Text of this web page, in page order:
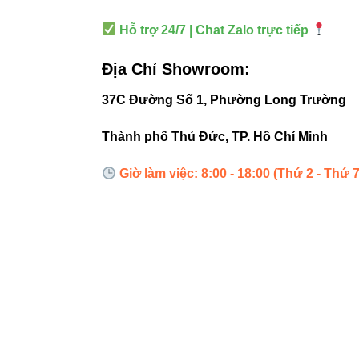
Trang trí
Lời khuyên:
sáng rõ.
Hỗ trợ 24/7 | Chat Zalo trực tiếp
Địa Chỉ Showroom:
37C Đường Số 1, Phường Long Trường
Thành phố Thủ Đức, TP. Hồ Chí Minh
Giờ làm việc: 8:00 - 18:00 (Thứ 2 - Thứ